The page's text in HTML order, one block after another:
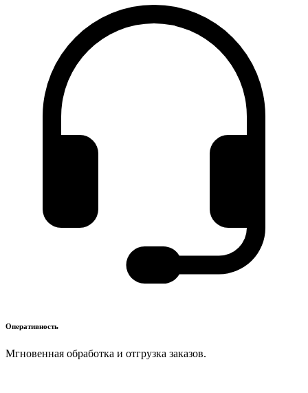
Оперативность
Мгновенная обработка и отгрузка заказов.